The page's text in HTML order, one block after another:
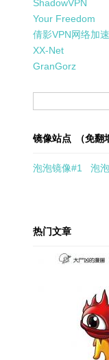
ShadowVPN
Your Freedom
倩影VPN网络加
XX-Net
GranGorz
镜像站点 （免翻
泡泡镜像#1 泡泡
热门文章